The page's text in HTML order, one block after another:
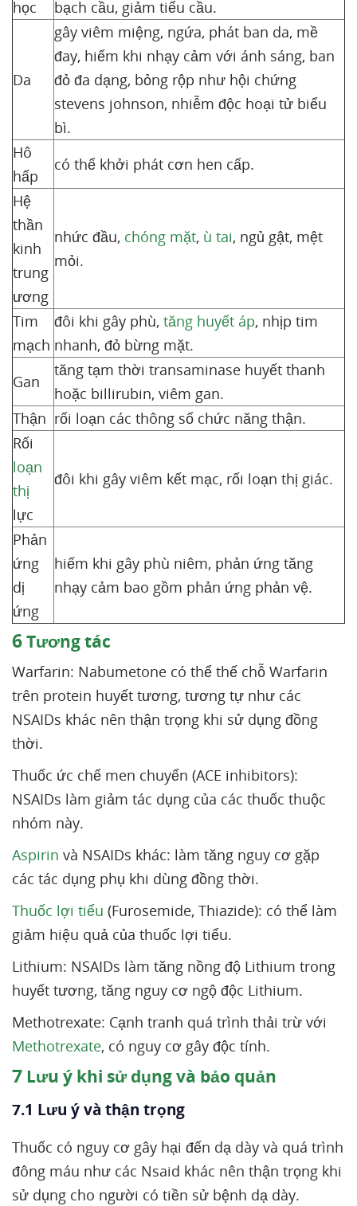
học
bạch cầu, giảm tiểu cầu.
Da
gây viêm miệng, ngứa, phát ban da, mề
đay, hiếm khi nhạy cảm với ánh sáng, ban
đỏ đa dạng, bỏng rộp như hội chứng
stevens johnson, nhiễm độc hoại tử biểu
bì.
Hô
hấp
có thể khởi phát cơn hen cấp.
Hệ
thần
kinh
trung
ương
nhức đầu, chóng mặt, ù tai, ngủ gật, mệt
mỏi.
Tim
mạch
đôi khi gây phù, tăng huyết áp, nhịp tim
nhanh, đỏ bừng mặt.
Gan
tăng tạm thời transaminase huyết thanh
hoặc billirubin, viêm gan.
Thận rối loạn các thông số chức năng thận.
Rối
loạn
thị
lực
đôi khi gây viêm kết mạc, rối loạn thị giác.
Phản
ứng
dị
ứng
hiếm khi gây phù niêm, phản ứng tăng
nhạy cảm bao gồm phản ứng phản vệ.
6Tương tác
Warfarin: Nabumetone có thể thế chỗ Warfarin
trên protein huyết tương, tương tự như các
NSAIDs khác nên thận trọng khi sử dụng đồng
thời.
Thuốc ức chế men chuyển (ACE inhibitors):
NSAIDs làm giảm tác dụng của các thuốc thuộc
nhóm này.
Aspirin và NSAIDs khác: làm tăng nguy cơ gặp
các tác dụng phụ khi dùng đồng thời.
Thuốc lợi tiểu (Furosemide, Thiazide): có thể làm
giảm hiệu quả của thuốc lợi tiểu.
Lithium: NSAIDs làm tăng nồng độ Lithium trong
huyết tương, tăng nguy cơ ngộ độc Lithium.
Methotrexate: Cạnh tranh quá trình thải trừ với
Methotrexate, có nguy cơ gây độc tính.
7 Lưu ý khi sử dụng và bảo quản
7.1 Lưu ý và thận trọng
Thuốc có nguy cơ gây hại đến dạ dày và quá trình
đông máu như các Nsaid khác nên thận trọng khi
sử dụng cho người có tiền sử bệnh dạ dày.